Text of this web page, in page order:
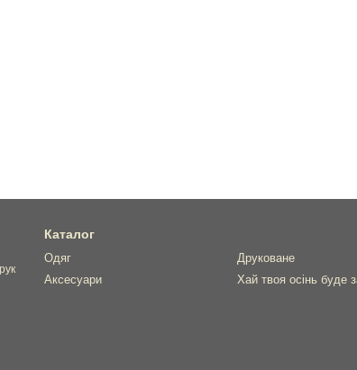
Каталог
Одяг
Аксесуари
Друковане
Хай твоя осінь буде